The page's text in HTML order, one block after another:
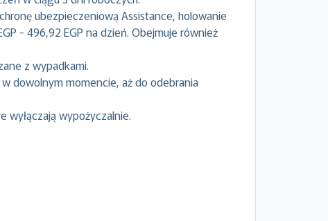
ubezpieczeniową Assistance, holowanie
- 496,92 EGP na dzień. Obejmuje również
z wypadkami.
dowolnym momencie, aż do odebrania
wyłączają wypożyczalnie.